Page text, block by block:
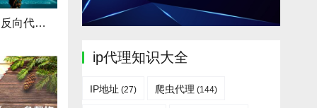
反向代理伪造ip（反向代理pixiv）
ip代理知识大全
IP地址 (27) 爬虫代理 (144)